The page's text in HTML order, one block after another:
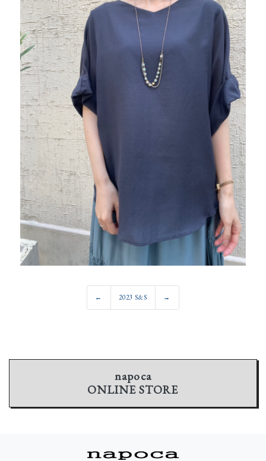
← 2023 S&S →
napoca
ONLINE STORE